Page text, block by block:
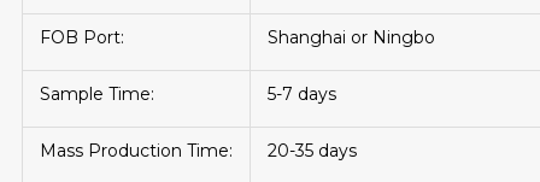
FOB Port: Shanghai or Ningbo
Sample Time: 5-7 days
Mass Production Time: 20-35 days